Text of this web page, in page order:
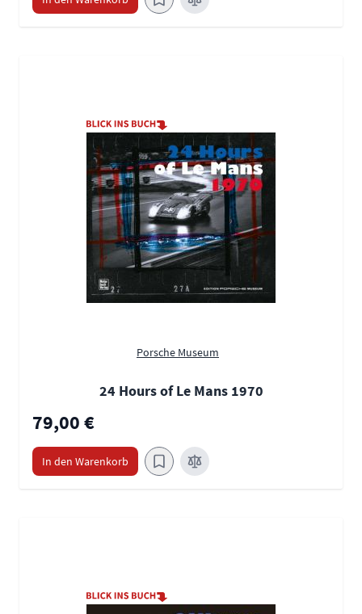
Porsche Museum
24 Hours of Le Mans 1970
79,00 €
In den Warenkorb